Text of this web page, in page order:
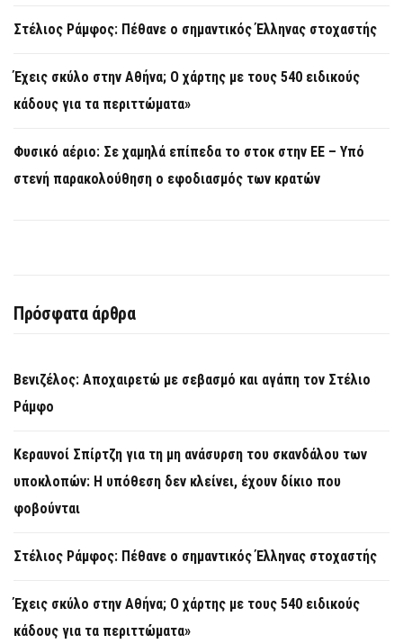
Στέλιος Ράμφος: Πέθανε ο σημαντικός Έλληνας στοχαστής
Έχεις σκύλο στην Αθήνα; Ο χάρτης με τους 540 ειδικούς
κάδους για τα περιττώματα»
Φυσικό αέριο: Σε χαμηλά επίπεδα το στοκ στην ΕΕ – Υπό
στενή παρακολούθηση ο εφοδιασμός των κρατών
Πρόσφατα άρθρα
Βενιζέλος: Αποχαιρετώ με σεβασμό και αγάπη τον Στέλιο
Ράμφο
Κεραυνοί Σπίρτζη για τη μη ανάσυρση του σκανδάλου των
υποκλοπών: Η υπόθεση δεν κλείνει, έχουν δίκιο που
φοβούνται
Στέλιος Ράμφος: Πέθανε ο σημαντικός Έλληνας στοχαστής
Έχεις σκύλο στην Αθήνα; Ο χάρτης με τους 540 ειδικούς
κάδους για τα περιττώματα»